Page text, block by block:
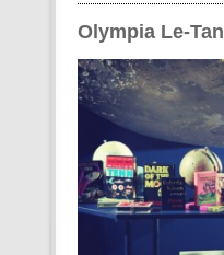
Olympia Le-Tan